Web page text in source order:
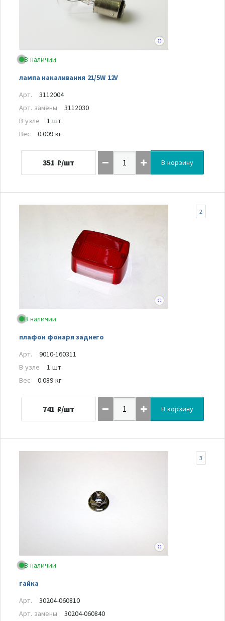
В наличии
лампа накаливания 21/5W 12V
Арт.
3112004
Арт. замены
3112030
В узле
1 шт.
Вес
0.009 кг
351 ₽/шт В корзину
В наличии
плафон фонаря заднего
2
Арт.
9010-160311
В узле
1 шт.
Вес
0.089 кг
741 ₽/шт В корзину
В наличии
гайка
3
Арт.
30204-060810
Арт. замены
30204-060840